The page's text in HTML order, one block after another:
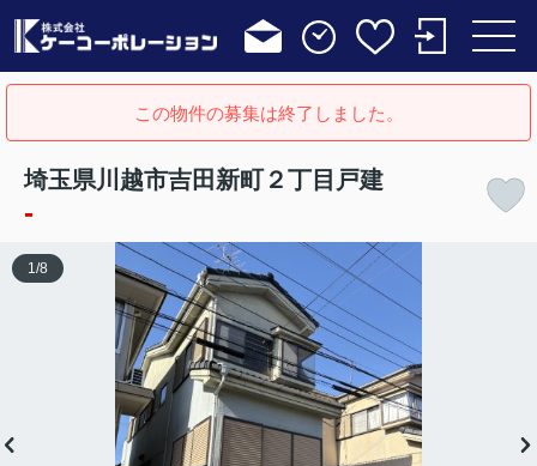
この物件の募集は終了しました。
埼玉県川越市吉田新町２丁目戸建
-
1 /8